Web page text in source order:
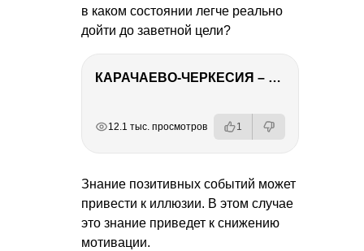
в каком состоянии легче реально
дойти до заветной цели?
КАРАЧАЕВО-ЧЕРКЕСИЯ – ПУТЕШЕСТВИЕ НА КАВКАЗ часть 2
12.1 тыс. просмотров 1
Знание позитивных событий может
привести к иллюзии. В этом случае
это знание приведет к снижению
мотивации.